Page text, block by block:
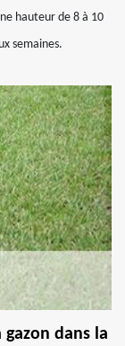
hauteur de 8 à 10
semaines.
dans la